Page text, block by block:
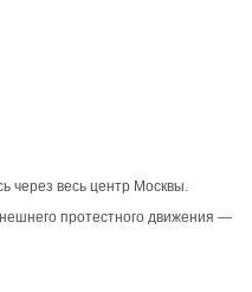
через весь центр Москвы.
протестного движения —